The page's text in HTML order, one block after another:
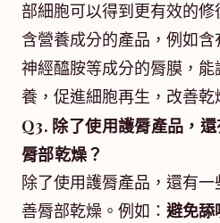
部細胞可以得到更有效的
含營養成分的產品，例如含
神經醯胺等成分的脣膜，
養，促進細胞再生，改善乾
Q3. 除了使用護脣產品，
脣部乾燥？
除了使用護脣產品，還有
善脣部乾燥。例如： 避免舔